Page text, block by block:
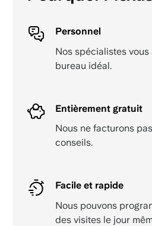
Personnel
Nos spécialistes
bureau idéal.
Entièrement gratuit
Nous ne facturons
conseils.
Facile et rapide
Nous pouvons
des visites le jour